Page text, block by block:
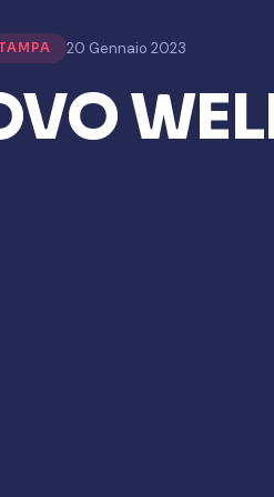
20 Gennaio 2023